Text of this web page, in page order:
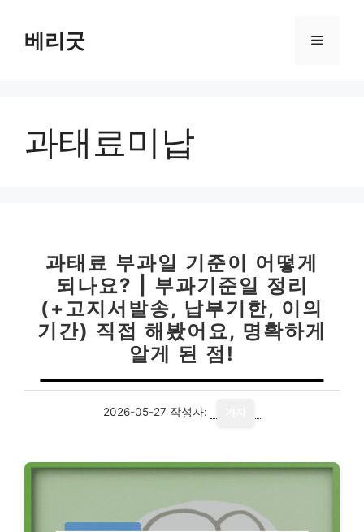
베리굿 메
과태료미납
과태료 부과일 기준이 어떻게
되나요? | 부과기준일 정리
(+고지서발송, 납부기한, 이의
기간) 직접 해봤어요, 명확하게
알게 된 점!
2026-05-27 작성자: